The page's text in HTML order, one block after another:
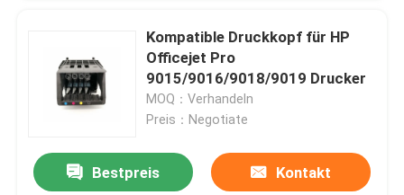
Kompatible Druckkopf für HP
Officejet Pro
9015/9016/9018/9019 Drucker
MOQ：Verhandeln
Preis：Negotiate
Bestpreis Kontakt